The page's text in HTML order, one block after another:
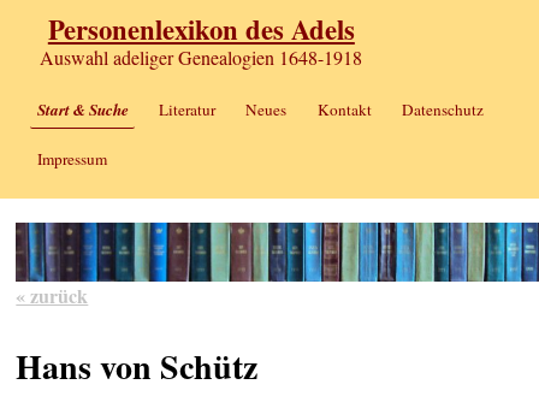
Personenlexikon des Adels
Auswahl adeliger Genealogien 1648-1918
Start & Suche Literatur Neues Kontakt Datenschutz
Impressum
« zurück
Hans von Schütz